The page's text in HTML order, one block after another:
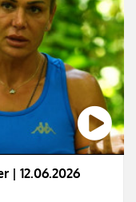
| 12.06.2026